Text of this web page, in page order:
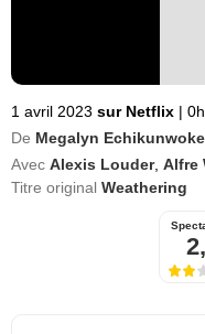
1 avril 2023 sur Netflix |
De Megalyn Echikunwoke
Avec Alexis Louder, Alfre
Titre original Weathering